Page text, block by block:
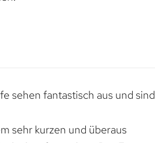
sehen fantastisch aus und sind
sehr kurzen und überaus